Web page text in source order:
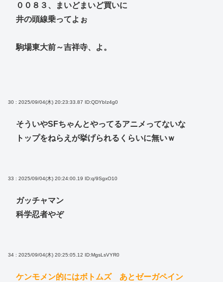
００８３、まいどまいど買いに
井の頭線乗ってよぉ
駒場東大前～吉祥寺、よ。
30 : 2025/09/04(木) 20:23:33.87 ID:QDYbIz4g0
そういやSFちゃんとやってるアニメってないな
トップをねらえが挙げられるくらいに無いｗ
33 : 2025/09/04(木) 20:24:00.19 ID:q/9SgxO10
ガッチャマン
科学忍者やぞ
34 : 2025/09/04(木) 20:25:05.12 ID:MgsLsVYR0
ケンモメン的にはボトムズ あとゼーガペイン